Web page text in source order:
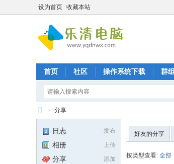
设为首页 收藏本站
首页 社区 操作系统下载 群组
清
› 分享
发布
日志
上传
相册
添加
分享
好友的分享
按类型查看: 全部